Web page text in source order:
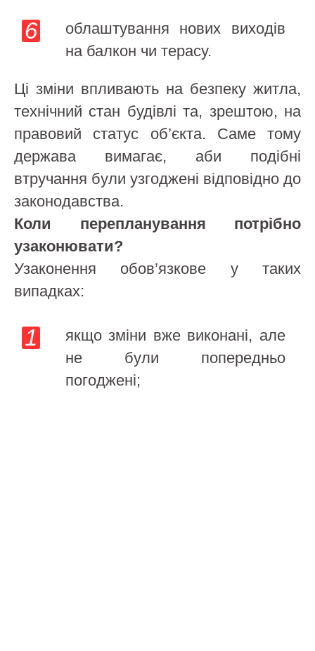
облаштування нових виходів
на балкон чи терасу.
Ці зміни впливають на безпеку житла,
технічний стан будівлі та, зрештою, на
правовий статус об’єкта. Саме тому
держава вимагає, аби подібні
втручання були узгоджені відповідно до
законодавства.
Коли перепланування потрібно
узаконювати?
Узаконення обов’язкове у таких
випадках:
якщо зміни вже виконані, але
не були попередньо
погоджені;